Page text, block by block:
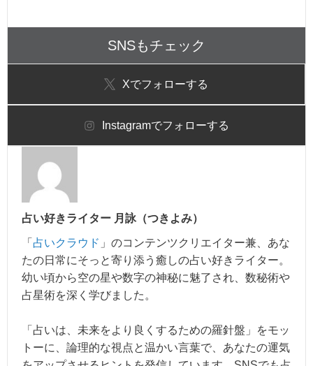
SNSもチェック
Xでフォローする
Instagramでフォローする
占い好きライター 月詠（つきよみ）
「 占いクラウド 」のコンテンツクリエイター兼、あな
たの日常にそっと寄り添う癒しの占い好きライター。
幼い頃から空の星や数字の神秘に魅了され、数秘術や
占星術を深く学びました。
「占いは、未来をより良くするための羅針盤」をモッ
トーに、論理的な視点と温かい言葉で、あなたの運気